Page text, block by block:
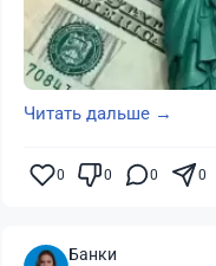
Читать дальше →
0 0 0 0
Банки